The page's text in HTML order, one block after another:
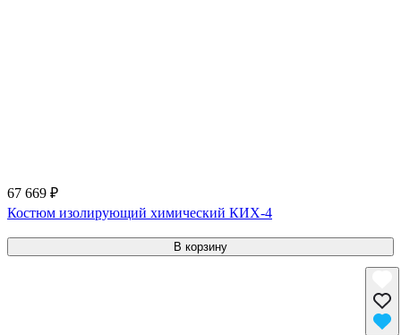
67 669 ₽
Костюм изолирующий химический КИХ-4
В корзину